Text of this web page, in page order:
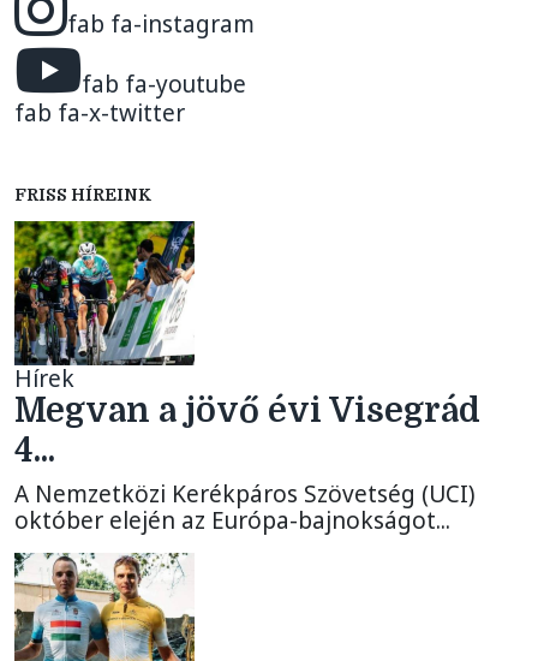
fab fa-instagram
fab fa-youtube
fab fa-x-twitter
FRISS HÍREINK
Hírek
Megvan a jövő évi Visegrád
4...
A Nemzetközi Kerékpáros Szövetség (UCI)
október elején az Európa-bajnokságot...